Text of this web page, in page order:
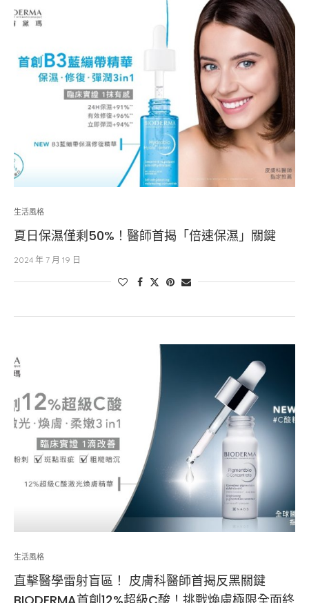
生活風格
夏日保濕僅剩50%！醫師首揭「倍速保濕」關鍵
2024 年 7 月 19 日
生活風格
直擊醫學雷射盲區！ 皮膚科醫師首揭反黑關鍵